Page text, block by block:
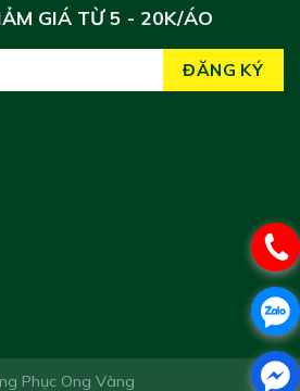
GIÁ TỪ 5 - 20K/ÁO
Phục Ong Vàng